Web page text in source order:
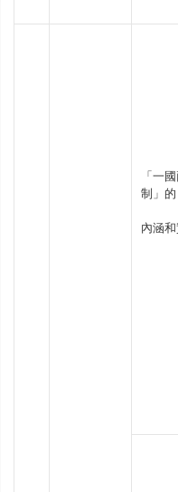
「一
制」的
內涵